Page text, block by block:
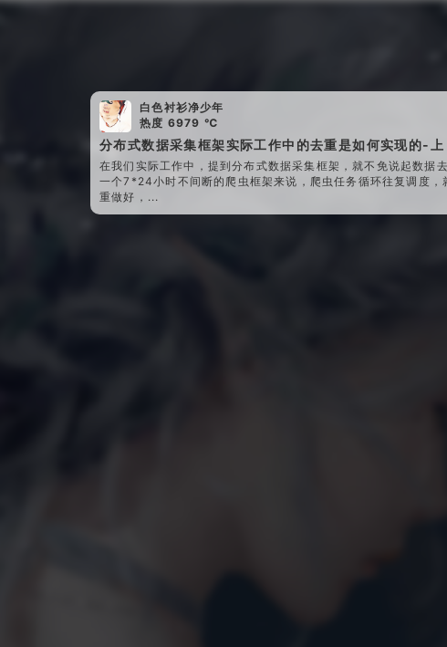
白色衬衫净少年
热度 6979 ℃
分布式数据采集框架实际工作中的去重是如何实现的-上
在我们实际工作中，提到分布式数据采集框架，就不免说起数据
一个7*24小时不间断的爬虫框架来说，爬虫任务循环往复调度，
重做好，...